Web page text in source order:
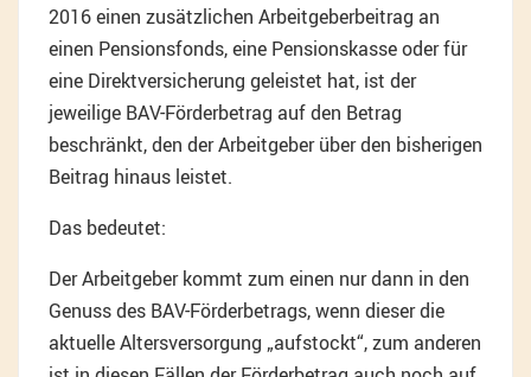
2016 einen zusätzlichen Arbeitgeberbeitrag an
einen Pensionsfonds, eine Pensionskasse oder für
eine Direktversicherung geleistet hat, ist der
jeweilige BAV-Förderbetrag auf den Betrag
beschränkt, den der Arbeitgeber über den bisherigen
Beitrag hinaus leistet.
Das bedeutet:
Der Arbeitgeber kommt zum einen nur dann in den
Genuss des BAV-Förderbetrags, wenn dieser die
aktuelle Altersversorgung „aufstockt“, zum anderen